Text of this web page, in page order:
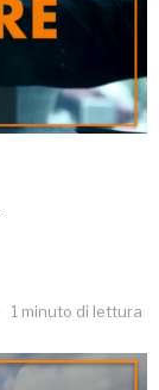
1 minuto di lettura